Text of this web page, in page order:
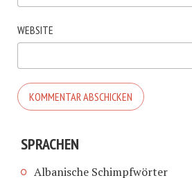
WEBSITE
SPRACHEN
Albanische Schimpfwörter